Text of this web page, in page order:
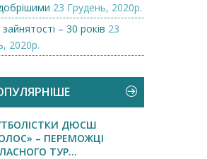
23 Грудень, 2020р.
– 30 років 23
2020р.
ДЮСШ
– ПЕРЕМОЖЦІ
ТУР...